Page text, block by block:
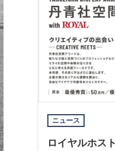
ニュース
ロイヤルホス